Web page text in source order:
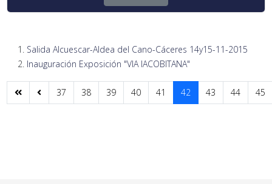
Salida Alcuescar-Aldea del Cano-Cáceres 14y15-11-2015
Inauguración Exposición "VIA IACOBITANA"
37 38 39 40 41 42 43 44 45